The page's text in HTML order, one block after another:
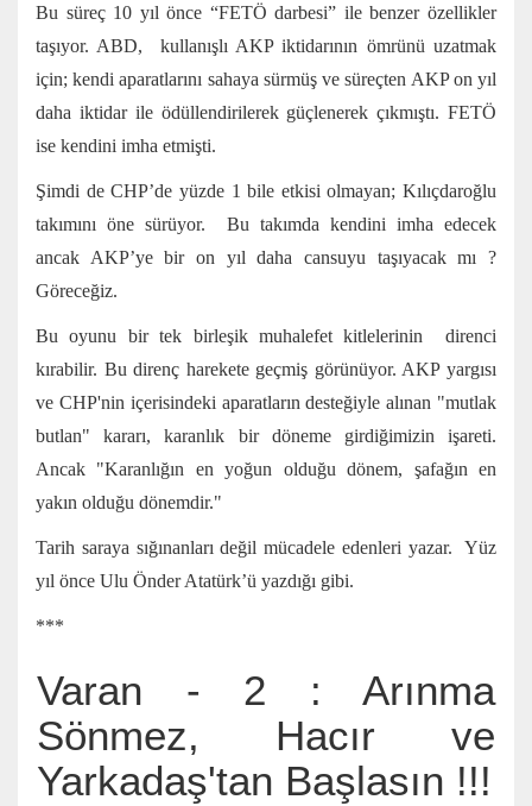
Bu süreç 10 yıl önce “FETÖ darbesi” ile benzer özellikler
taşıyor. ABD, kullanışlı AKP iktidarının ömrünü uzatmak
için; kendi aparatlarını sahaya sürmüş ve süreçten AKP on yıl
daha iktidar ile ödüllendirilerek güçlenerek çıkmıştı. FETÖ
ise kendini imha etmişti.
Şimdi de CHP’de yüzde 1 bile etkisi olmayan; Kılıçdaroğlu
takımını öne sürüyor. Bu takımda kendini imha edecek
ancak AKP’ye bir on yıl daha cansuyu taşıyacak mı ?
Göreceğiz.
Bu oyunu bir tek birleşik muhalefet kitlelerinin direnci
kırabilir. Bu direnç harekete geçmiş görünüyor. AKP yargısı
ve CHP'nin içerisindeki aparatların desteğiyle alınan "mutlak
butlan" kararı, karanlık bir döneme girdiğimizin işareti.
Ancak "Karanlığın en yoğun olduğu dönem, şafağın en
yakın olduğu dönemdir."
Tarih saraya sığınanları değil mücadele edenleri yazar. Yüz
yıl önce Ulu Önder Atatürk’ü yazdığı gibi.
***
Varan - 2 : Arınma
Sönmez, Hacır ve
Yarkadaş'tan Başlasın !!!